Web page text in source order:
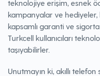
teknolojiye erişim, esnek
kampanyalar ve hediyeler,
kapsamlı garanti ve
Turkcell kullanıcıları
taşıyabilirler.
Unutmayın ki, akıllı